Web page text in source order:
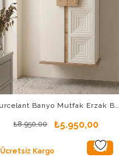
₺5.950,00
₺8.950,00
%34
Ücretsiz Kargo